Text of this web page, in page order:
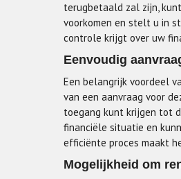
terugbetaald zal zijn,
voorkomen en stelt u in
controle krijgt over uw
Eenvoudig
Een belangrijk voordeel
van een aanvraag voor
toegang kunt krijgen tot
financiële situatie en
efficiënte proces maakt
Mogelijkheid om